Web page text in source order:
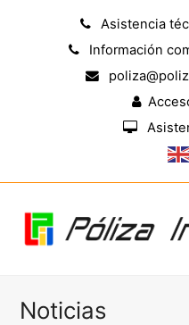
Asistencia
Información
Noticias